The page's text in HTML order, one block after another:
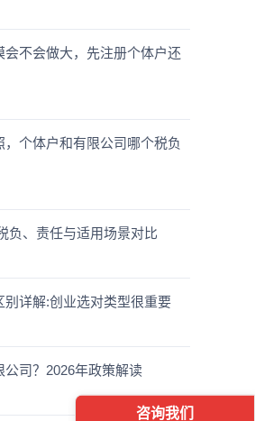
不会做大，先注册个体户还
个体户和有限公司哪个税负
负、责任与适用场景对比
详解:创业选对类型很重要
司？2026年政策解读
咨询我们